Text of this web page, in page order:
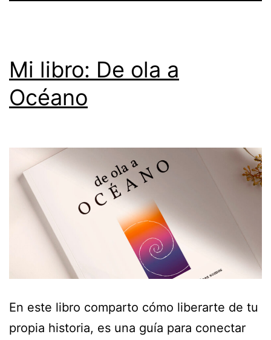
Mi libro: De ola a
Océano
En este libro comparto cómo liberarte de tu
propia historia, es una guía para conectar